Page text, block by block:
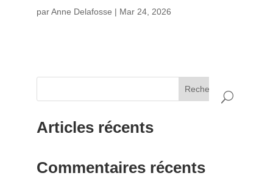
parAnne Delafosse | Mar 24, 2026
Rechercher
Articles récents
Commentaires récents